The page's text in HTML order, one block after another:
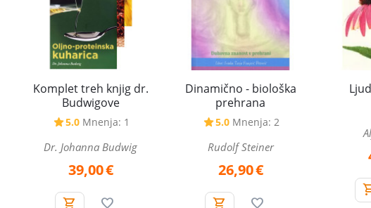
Komplet treh knjig dr.
Budwigove
5.0 Mnenja: 1
Dr. Johanna Budwig
39,00€
Dinamično - biološka
prehrana
5.0 Mnenja: 2
Rudolf Steiner
26,90€